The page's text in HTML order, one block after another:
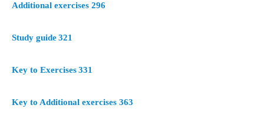
Additional exercises 296
Study guide321
Key to Exercises331
Key to Additional exercises 363